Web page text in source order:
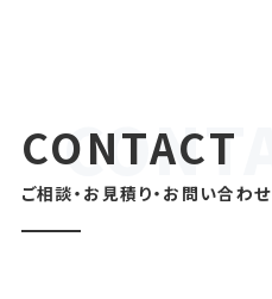
CONTACT
ご相談・お見積り・お問い合わせ